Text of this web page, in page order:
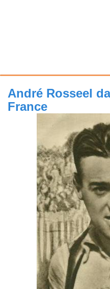
André Rosseel
France